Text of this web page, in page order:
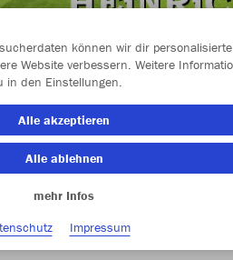
im Teamshop BSG Stahl
können wir dir personalisierte
Website verbessern. Weitere
in den Einstellungen.
Alle akzeptieren
Alle ablehnen
mehr Infos
Impressum